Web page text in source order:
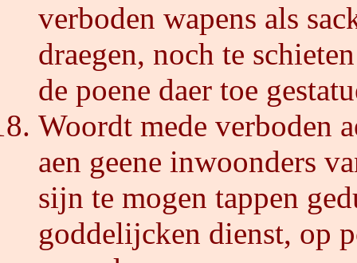
verboden wapens als
draegen, noch te
de poene daer toe
Woordt mede verboden
aen geene inwoonders
sijn te mogen tappen
goddelijcken dienst, op